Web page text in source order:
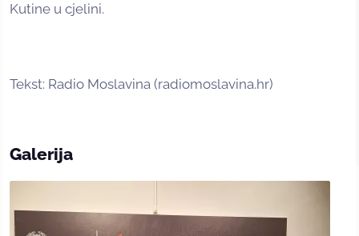
Kutine u cjelini.
Tekst: Radio Moslavina (radiomoslavina.hr)
Galerija